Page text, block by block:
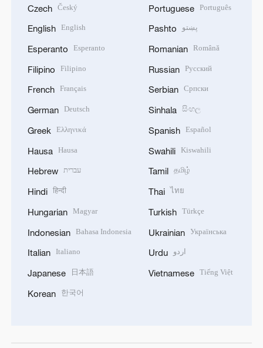
Czech Český
English English
Esperanto Esperanto
Filipino Filipino
French Français
German Deutsch
Greek Ελληνικά
Hausa Hausa
Hebrew עברית
Hindi हिन्दी
Hungarian Magyar
Indonesian Bahasa Indonesia
Italian Italiano
Japanese 日本語
Korean 한국어
Portuguese Português
Pashto پښتو
Romanian Română
Russian Русский
Serbian Српски
Sinhala සිංහල
Spanish Español
Swahili Kiswahili
Tamil தமிழ்
Thai ไทย
Turkish Türkçe
Ukrainian Українська
Urdu اردو
Vietnamese Tiếng Việt